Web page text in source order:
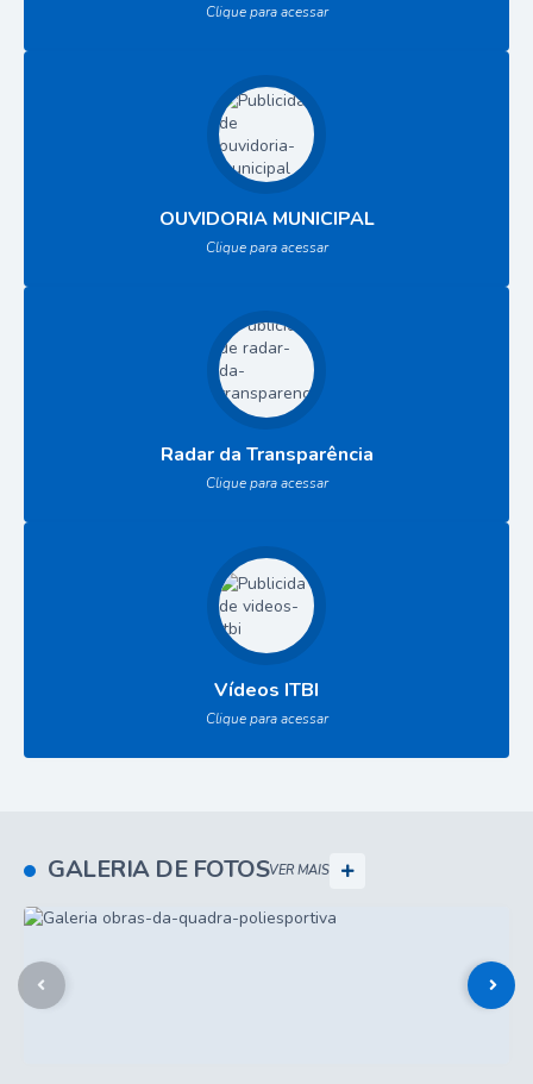
Clique para acessar
OUVIDORIA MUNICIPAL
Clique para acessar
Radar da Transparência
Clique para acessar
Vídeos ITBI
Clique para acessar
GALERIA DE FOTOSVER MAIS